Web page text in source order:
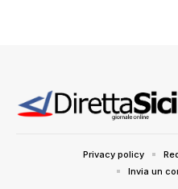
Privacy policy
Invia un